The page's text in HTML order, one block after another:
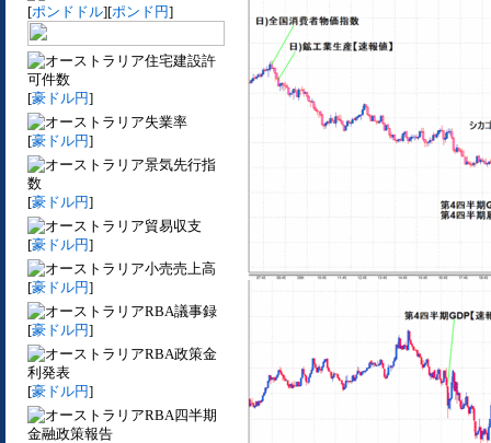
[ポンドドル][ポンド円]
住宅建設許
可件数
[豪ドル円]
失業率
[豪ドル円]
景気先行指
数
[豪ドル円]
貿易収支
[豪ドル円]
小売売上高
[豪ドル円]
RBA議事録
[豪ドル円]
RBA政策金
利発表
[豪ドル円]
RBA四半期
金融政策報告